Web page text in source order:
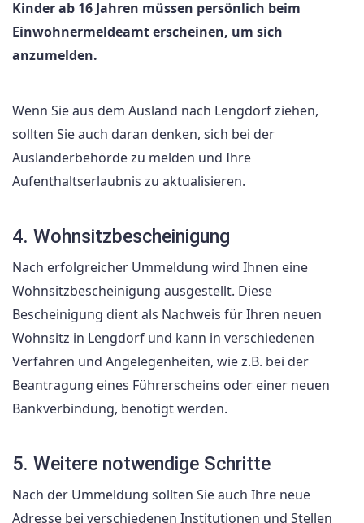
Kinder ab 16 Jahren müssen persönlich beim
Einwohnermeldeamt erscheinen, um sich
anzumelden.
Wenn Sie aus dem Ausland nach Lengdorf ziehen,
sollten Sie auch daran denken, sich bei der
Ausländerbehörde zu melden und Ihre
Aufenthaltserlaubnis zu aktualisieren.
4. Wohnsitzbescheinigung
Nach erfolgreicher Ummeldung wird Ihnen eine
Wohnsitzbescheinigung ausgestellt. Diese
Bescheinigung dient als Nachweis für Ihren neuen
Wohnsitz in Lengdorf und kann in verschiedenen
Verfahren und Angelegenheiten, wie z.B. bei der
Beantragung eines Führerscheins oder einer neuen
Bankverbindung, benötigt werden.
5. Weitere notwendige Schritte
Nach der Ummeldung sollten Sie auch Ihre neue
Adresse bei verschiedenen Institutionen und Stellen